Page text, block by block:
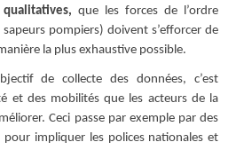
que les forces de l’ordre
pompiers) doivent s’efforcer de
la plus exhaustive possible.
de collecte des données, c’est
et des mobilités que les acteurs de la
Ceci passe par exemple par des
pour impliquer les polices nationales et